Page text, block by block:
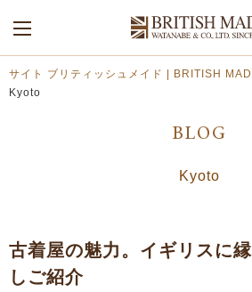
ALL MEN
サイト ブリティッシュメイド | BRITISH
Kyoto
BLOG
Kyoto
古着屋の魅力。イギリスに
しご紹介